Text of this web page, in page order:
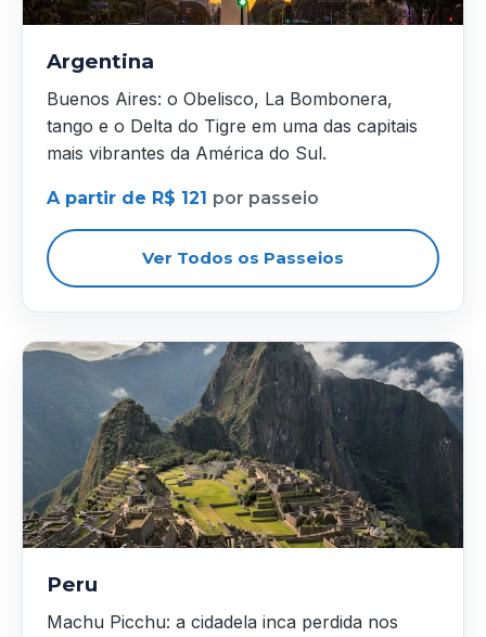
Argentina
Buenos Aires: o Obelisco, La Bombonera,
tango e o Delta do Tigre em uma das capitais
mais vibrantes da América do Sul.
A partir de R$ 121 por passeio
Ver Todos os Passeios
Peru
Machu Picchu: a cidadela inca perdida nos